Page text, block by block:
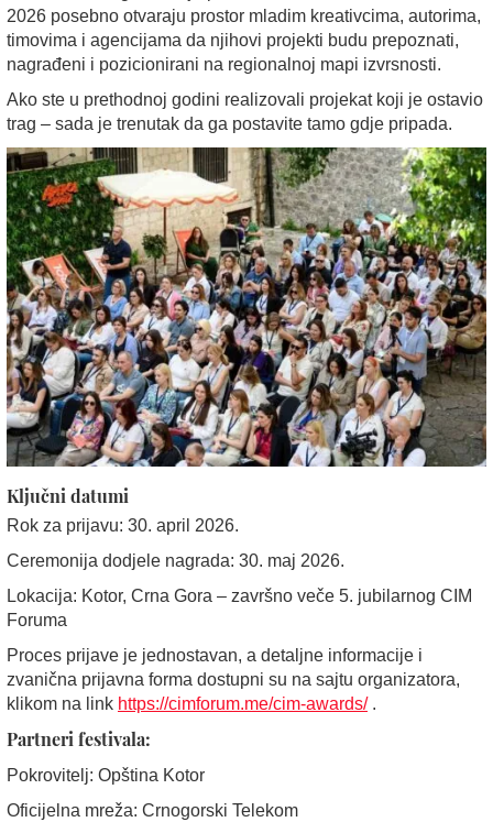
2026 posebno otvaraju prostor mladim kreativcima, autorima,
timovima i agencijama da njihovi projekti budu prepoznati,
nagrađeni i pozicionirani na regionalnoj mapi izvrsnosti.
Ako ste u prethodnoj godini realizovali projekat koji je ostavio
trag – sada je trenutak da ga postavite tamo gdje pripada.
Ključni datumi
Rok za prijavu: 30. april 2026.
Ceremonija dodjele nagrada: 30. maj 2026.
Lokacija: Kotor, Crna Gora – završno veče 5. jubilarnog CIM
Foruma
Proces prijave je jednostavan, a detaljne informacije i
zvanična prijavna forma dostupni su na sajtu organizatora,
klikom na link https://cimforum.me/cim-awards/.
Partneri festivala:
Pokrovitelj: Opština Kotor
Oficijelna mreža: Crnogorski Telekom